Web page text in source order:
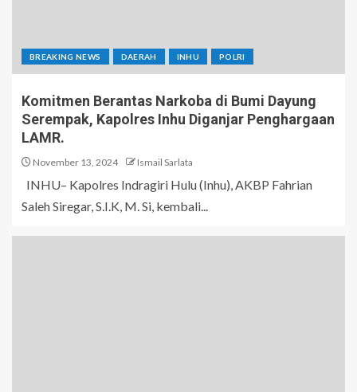
BREAKING NEWS DAERAH INHU POLRI
Komitmen Berantas Narkoba di Bumi Dayung
Serempak, Kapolres Inhu Diganjar Penghargaan
LAMR.
November 13, 2024 Ismail Sarlata
INHU– Kapolres Indragiri Hulu (Inhu), AKBP Fahrian
Saleh Siregar, S.I.K, M. Si, kembali...